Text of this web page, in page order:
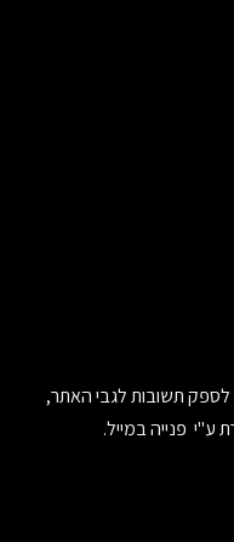
לספק תשובות לגבי האתר,
ע"י פנייה במייל.